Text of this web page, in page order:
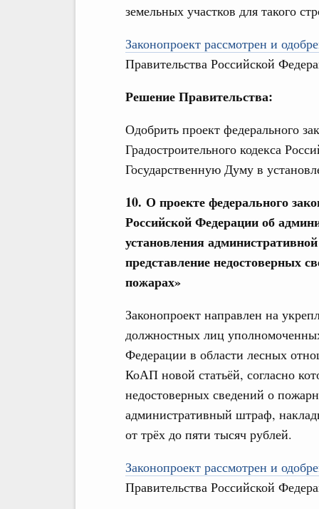
земельных участков для такого
Законопроект рассмотрен и
Правительства Российской
Решение Правительства:
Одобрить проект федерального
Градостроительного кодекса
Государственную Думу в
10. О проекте федерального
Российской Федерации об
установления
представление недостоверных
пожарах»
Законопроект направлен на
должностных лиц
Федерации в области лесных
КоАП новой статьёй, согласно
недостоверных сведений о
административный штраф,
от трёх до пяти тысяч рублей.
Законопроект рассмотрен и
Правительства Российской